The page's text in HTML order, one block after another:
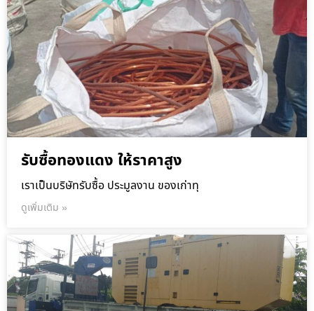
รับซื้อทองแดง ให้ราคาสูง
เราเป็นบริษัทรับซื้อ ประมูลงาน ของเก่าทุ
ดูเพิ่มเติม »